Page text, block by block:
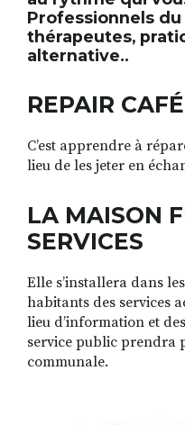
Professionnels
thérapeutes,
alternative..
REPAIR CAFÉ
C’est apprendre à
lieu de les jeter en
LA MAISON
SERVICES
Elle s’installera dans
habitants des services
lieu d’information et
service public prendra
communale.